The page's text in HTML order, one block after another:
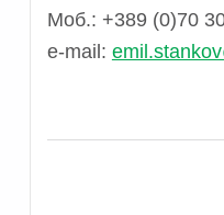
Моб.: +389 (0)70
e-mail: